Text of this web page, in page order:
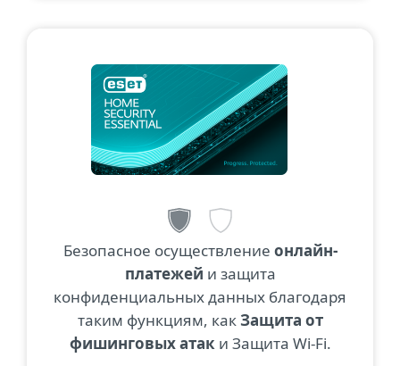
Безопасное осуществление онлайн-
платежей и защита
конфиденциальных данных благодаря
таким функциям, как Защита от
фишинговых атак и Защита Wi-Fi.